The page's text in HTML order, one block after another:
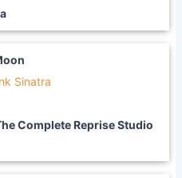
Sinatra
Complete Reprise Studio